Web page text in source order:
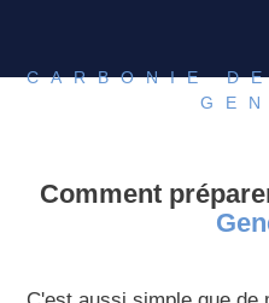
CARBONIE
Comment